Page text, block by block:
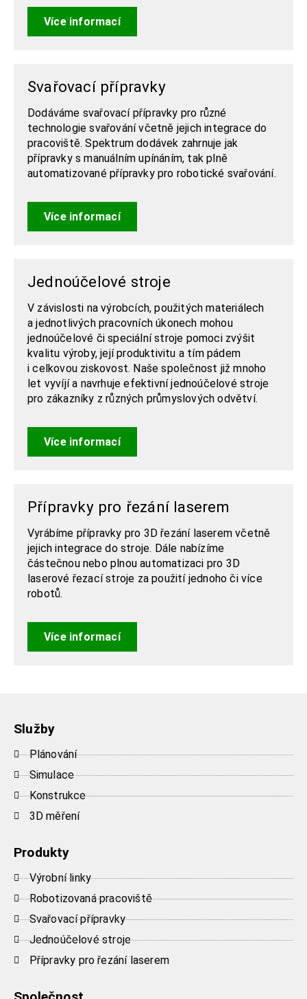
Více informací
Svařovací přípravky
Dodáváme svařovací přípravky pro různé
technologie svařování včetně jejich integrace do
pracoviště. Spektrum dodávek zahrnuje jak
přípravky s manuálním upínáním, tak plně
automatizované přípravky pro robotické svařování.
Více informací
Jednoúčelové stroje
V závislosti na výrobcích, použitých materiálech
a jednotlivých pracovních úkonech mohou
jednoúčelové či speciální stroje pomoci zvýšit
kvalitu výroby, její produktivitu a tím pádem
i celkovou ziskovost. Naše společnost již mnoho
let vyvíjí a navrhuje efektivní jednoúčelové stroje
pro zákazníky z různých průmyslových odvětví.
Více informací
Přípravky pro řezání laserem
Vyrábíme přípravky pro 3D řezání laserem včetně
jejich integrace do stroje. Dále nabízíme
částečnou nebo plnou automatizaci pro 3D
laserové řezací stroje za použití jednoho či více
robotů.
Více informací
Služby
Plánování
Simulace
Konstrukce
3D měření
Produkty
Výrobní linky
Robotizovaná pracoviště
Svařovací přípravky
Jednoúčelové stroje
Přípravky pro řezání laserem